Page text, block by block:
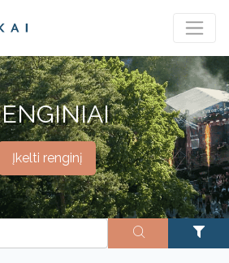
Įkelti renginį